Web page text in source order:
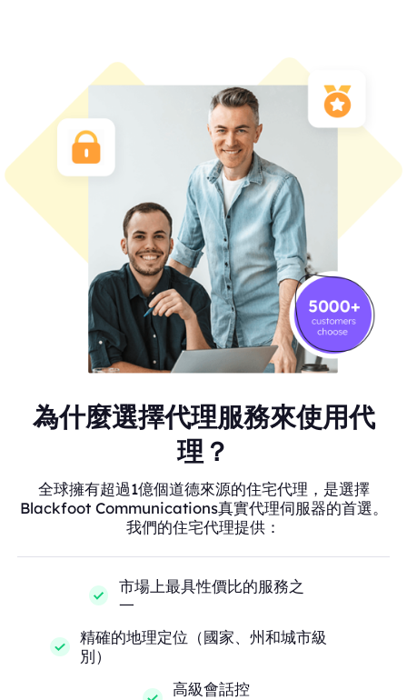
為什麼選擇代理服務來使用代
理？
全球擁有超過1億個道德來源的住宅代理，是選擇
Blackfoot Communications真實代理伺服器的首選。
我們的住宅代理提供：
市場上最具性價比的服務之
一
精確的地理定位（國家、州和城市級
別）
高級會話控